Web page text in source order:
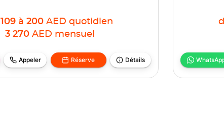
109 à 200 AED quotidien
3 270 AED mensuel
Appeler Réserve Détails